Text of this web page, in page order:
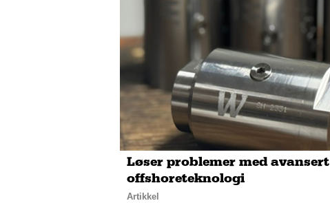
Løser problemer med avansert
offshoreteknologi
Artikkel